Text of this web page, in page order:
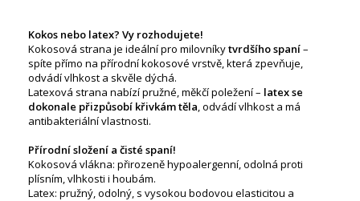
Kokos nebo latex? Vy rozhodujete!
Kokosová strana je ideální pro milovníkytvrdšího spaní–
spíte přímo na přírodní kokosové vrstvě, která zpevňuje,
odvádí vlhkost a skvěle dýchá.
Latexová strana nabízí pružné, měkčí poležení – latex se
dokonale přizpůsobí křivkám těla, odvádí vlhkost a má
antibakteriální vlastnosti.
Přírodní složení a čisté spaní!
Kokosová vlákna: přirozeně hypoalergenní, odolná proti
plísním, vlhkosti i houbám.
Latex: pružný, odolný, s vysokou bodovou elasticitou a